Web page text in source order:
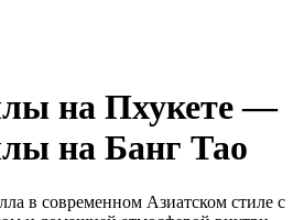
на Пхукете —
на Банг Тао
в современном Азиатском стиле с